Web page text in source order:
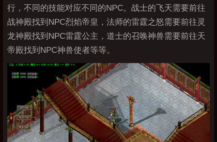
行，不同的技能对应不同的NPC。战士的飞天需要前往
战神殿找到NPC烈焰帝皇，法师的雷霆之怒需要前往灵
龙神殿找到NPC雷霆公主，道士的召唤神兽需要前往天
帝殿找到NPC神兽使者等等。